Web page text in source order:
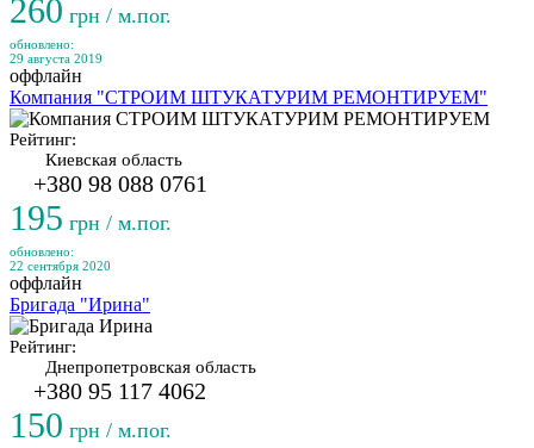
260 грн / м.пог.
обновлено:
29 августа 2019
оффлайн
Компания "СТРОИМ ШТУКАТУРИМ РЕМОНТИРУЕМ"
Рейтинг:
Киевская область
+380 98 088 0761
195 грн / м.пог.
обновлено:
22 сентября 2020
оффлайн
Бригада "Ирина"
Рейтинг:
Днепропетровская область
+380 95 117 4062
150 грн / м.пог.